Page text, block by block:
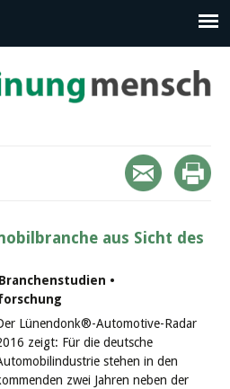
aus Sicht des
•
Lünendonk®-Automotive-Radar
zeigt: Für die deutsche
stehen in den
zwei Jahren neben der